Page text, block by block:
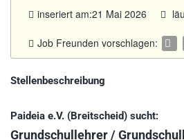
inseriert am:21 Mai 2026
Job Freunden vorschlagen:
Stellenbeschreibung
Paideia e.V. (Breitscheid) sucht:
Grundschullehrer /